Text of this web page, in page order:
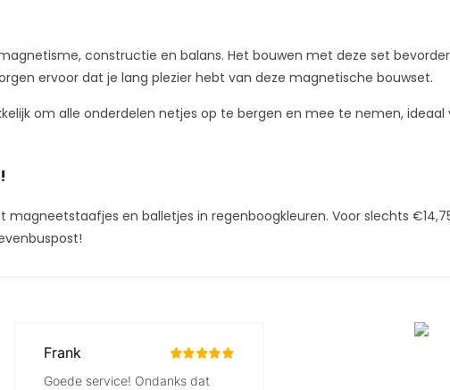
constructie en balans. Het bouwen met deze set
ervoor dat je lang plezier hebt van deze magnetische bouwset.
om alle onderdelen netjes op te bergen en mee te nemen, ideaal
en balletjes in regenboogkleuren. Voor slechts